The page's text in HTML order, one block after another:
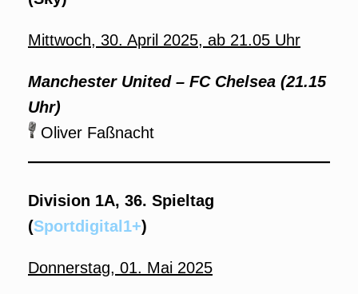
Mittwoch, 30. April 2025, ab 21.05 Uhr
Manchester United – FC Chelsea (21.15
Uhr)
Oliver Faßnacht
Division 1A, 36. Spieltag
(Sportdigital1+)
Donnerstag, 01. Mai 2025